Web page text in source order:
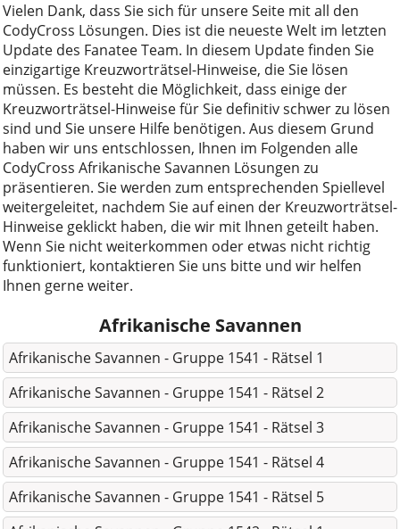
Vielen Dank, dass Sie sich für unsere Seite mit all den
CodyCross Lösungen. Dies ist die neueste Welt im letzten
Update des Fanatee Team. In diesem Update finden Sie
einzigartige Kreuzworträtsel-Hinweise, die Sie lösen
müssen. Es besteht die Möglichkeit, dass einige der
Kreuzworträtsel-Hinweise für Sie definitiv schwer zu lösen
sind und Sie unsere Hilfe benötigen. Aus diesem Grund
haben wir uns entschlossen, Ihnen im Folgenden alle
CodyCross Afrikanische Savannen Lösungen zu
präsentieren. Sie werden zum entsprechenden Spiellevel
weitergeleitet, nachdem Sie auf einen der Kreuzworträtsel-
Hinweise geklickt haben, die wir mit Ihnen geteilt haben.
Wenn Sie nicht weiterkommen oder etwas nicht richtig
funktioniert, kontaktieren Sie uns bitte und wir helfen
Ihnen gerne weiter.
Afrikanische Savannen
Afrikanische Savannen - Gruppe 1541 - Rätsel 1
Afrikanische Savannen - Gruppe 1541 - Rätsel 2
Afrikanische Savannen - Gruppe 1541 - Rätsel 3
Afrikanische Savannen - Gruppe 1541 - Rätsel 4
Afrikanische Savannen - Gruppe 1541 - Rätsel 5